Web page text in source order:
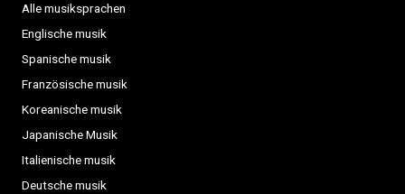
Alle musiksprachen
Englische musik
Spanische musik
Französische musik
Koreanische musik
Japanische Musik
Italienische musik
Deutsche musik